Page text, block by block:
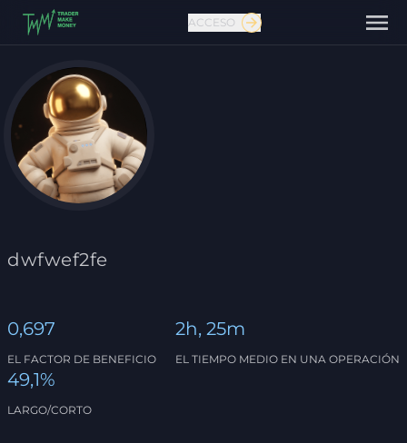
Contáctanos
ACCESO
dwfwef2fe
0,697
EL FACTOR DE BENEFICIO
2h, 25m
EL TIEMPO MEDIO EN UNA OPERACIÓN
49,1%
LARGO/CORTO